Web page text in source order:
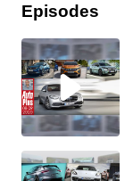
Episodes